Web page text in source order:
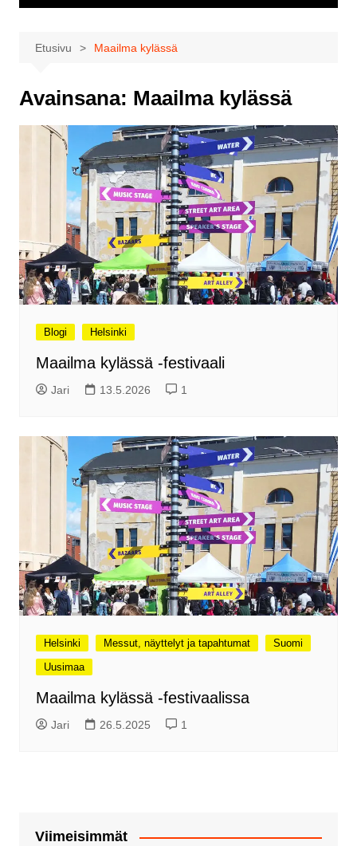
Etusivu Maailma kylässä
Avainsana: Maailma kylässä
Blogi Helsinki
Maailma kylässä -festivaali
Jari 13.5.2026 1
Helsinki Messut, näyttelyt ja tapahtumat
Suomi
Uusimaa
Maailma kylässä -festivaalissa
Jari 26.5.2025 1
Viimeisimmät